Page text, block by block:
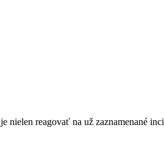
reagovať na už zaznamenané